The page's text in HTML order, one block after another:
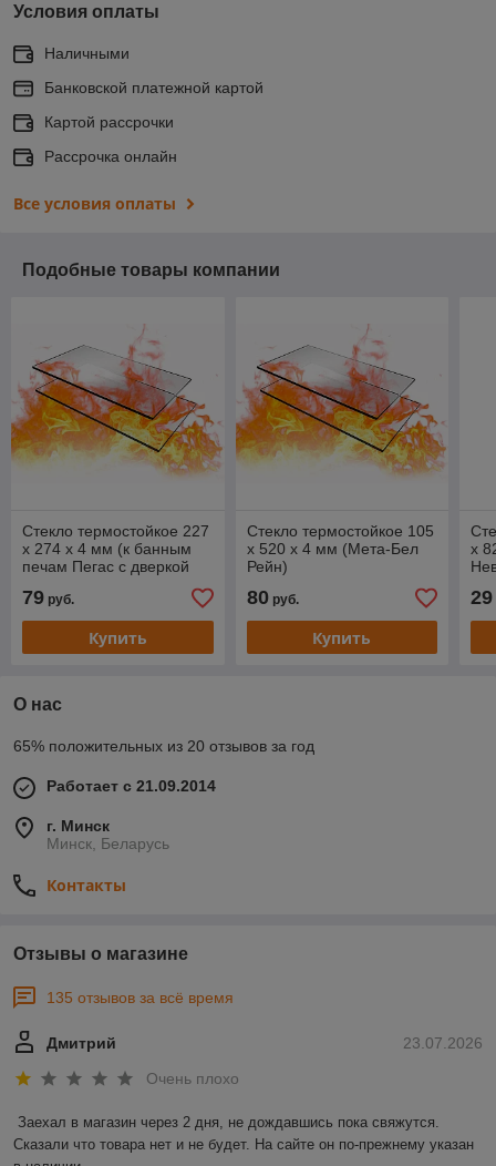
Условия оплаты
Наличными
Банковской платежной картой
Картой рассрочки
Рассрочка онлайн
Все условия оплаты
Подобные товары компании
Стекло термостойкое 227
x 274 х 4 мм (к банным
печам Пегас с дверкой
79 руб.
Купить
Стекло термостойкое 105
x 520 х 4 мм (Мета-Бел
Рейн)
80руб.
Купить
х
29
О нас
65% положительных из 20 отзывов за год
Работает с 21.09.2014
г. Минск
Минск, Беларусь
Контакты
Отзывы о магазине
135 отзывов за всё время
23.07.2026
Дмитрий
Очень плохо
Заехал в магазин через 2 дня, не дождавшись пока свяжутся.
Сказали что товара нет и не будет. На сайте он по-прежнему указан